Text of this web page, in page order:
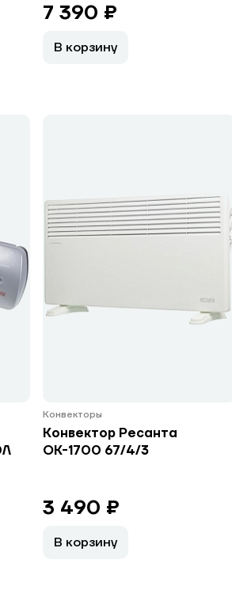
7 390 ₽
В корзину
Конвекторы
Конвектор Ресанта
ОК-1700 67/4/3
3 490 ₽
В корзину